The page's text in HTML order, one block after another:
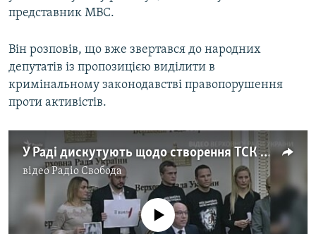
представник МВС.
Він розповів, що вже звертався до народних
депутатів із пропозицією виділити в
кримінальному законодавстві правопорушення
проти активістів.
У Раді дискутують щодо створення ТСК щодо вбивства Гандзюк – Парубій (відео)
відеоРадіо Свобода
No media source currently available